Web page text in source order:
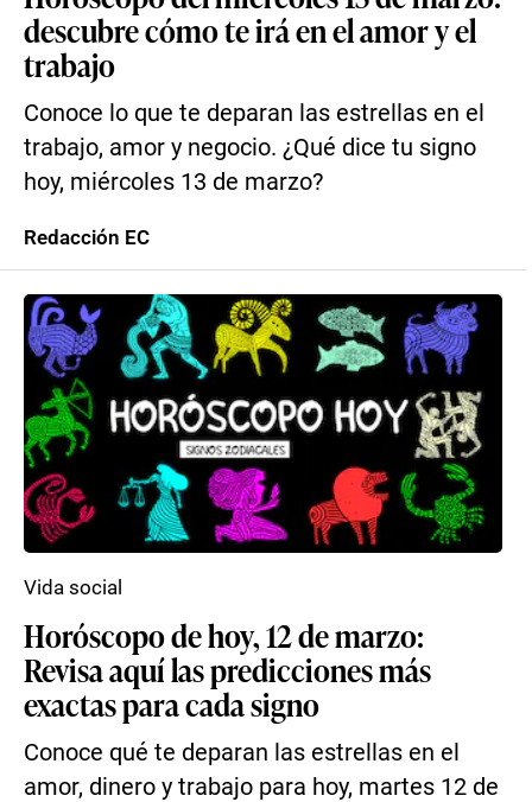
descubre cómo te irá en el amor y el
trabajo
Conoce lo que te deparan las estrellas en el
trabajo, amor y negocio. ¿Qué dice tu signo
hoy, miércoles 13 de marzo?
Redacción EC
Horóscopo de hoy, 12 de marzo:
Revisa aquí las predicciones más
exactas para cada signo
Conoce qué te deparan las estrellas en el
amor, dinero y trabajo para hoy, martes 12 de
Vida social